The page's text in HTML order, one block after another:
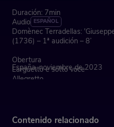
Duración: 7min
Audio ESPAÑOL
Domènec Terradellas:
(1736) – 1ª audición – 8’
Obertura
Larguetto e sotto voce
Allegretto
El único oratorio que
historia de Josep y sus
España, noviembre de 2023
Contenido relacionado